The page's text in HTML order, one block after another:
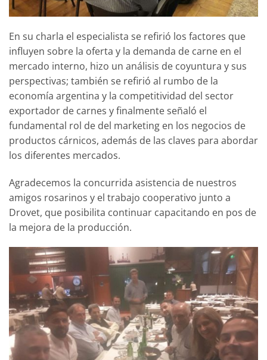
En su charla el especialista se refirió los factores que
influyen sobre la oferta y la demanda de carne en el
mercado interno, hizo un análisis de coyuntura y sus
perspectivas; también se refirió al rumbo de la
economía argentina y la competitividad del sector
exportador de carnes y finalmente señaló el
fundamental rol de del marketing en los negocios de
productos cárnicos, además de las claves para abordar
los diferentes mercados.
Agradecemos la concurrida asistencia de nuestros
amigos rosarinos y el trabajo cooperativo junto a
Drovet, que posibilita continuar capacitando en pos de
la mejora de la producción.